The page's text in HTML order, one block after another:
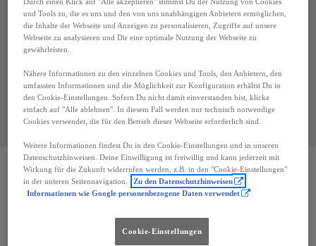
Preis
Jedes Budget
Standort
in Autohaus Fürst GmbH
Ups, kein Ergebnis
Versuche, einige der Filter zu entfernen
Alle Filter entfernen
und Tools zu, die es uns und den von uns unabhängigen Anbietern ermöglichen,
die Inhalte der Webseite und Anzeigen zu personalisieren, Zugriffe auf unsere
Webseite zu analysieren und Dir eine optimale Nutzung der Webseite zu
gewährleisten.
Nähere Informationen zu den einzelnen Cookies und Tools, den Anbietern, den
umfassten Informationen und die Möglichkeit zur Konfiguration erhältst Du in
den Cookie-Einstellungen. Sofern Du nicht damit einverstanden bist, klicke
einfach auf "Alle ablehnen". In diesem Fall werden nur technisch notwendige
Cookies verwendet, die für den Betrieb dieser Webseite erforderlich sind.
Weitere Informationen findest Du in den Cookie-Einstellungen und in unseren
Datenschutzhinweisen. Deine Einwilligung ist freiwillig und kann jederzeit mit
Wirkung für die Zukunft widerrufen werden, z.B. in den "Cookie-Einstellungen"
in der unteren Seitennavigation.
Zu den Datenschutzhinweisen
Informationen wie Google personenbezogene Daten verwendet
Cookie-Einstellungen